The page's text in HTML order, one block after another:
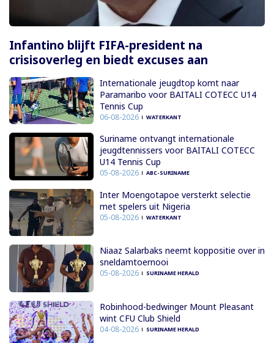
Infantino blijft FIFA-president na
crisisoverleg en biedt excuses aan
Internationale jeugdtop komt naar
Paramaribo voor BAITALI COTECC U14
Tennis Cup
06-08-2026 WATERKANT
Suriname ontvangt internationale
jeugdtennissers voor BAITALI COTECC
U14 Tennis Cup
05-08-2026 ABC-SURINAME
Inter Moengotapoe versterkt selectie
met spelers uit Nigeria
05-08-2026 WATERKANT
Niaaz Salarbaks neemt koppositie over in
sneldamtoernooi
05-08-2026 SURINAME HERALD
Robinhood-bedwinger Mount Pleasant
wint CFU Club Shield
04-08-2026 SURINAME HERALD